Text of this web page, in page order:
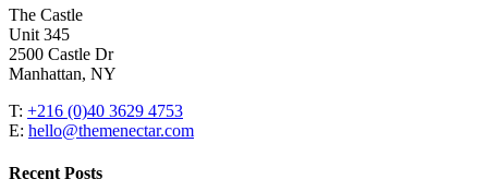
The Castle
Unit 345
2500 Castle Dr
Manhattan, NY
T: +216 (0)40 3629 4753
E: hello@themenectar.com
Recent Posts